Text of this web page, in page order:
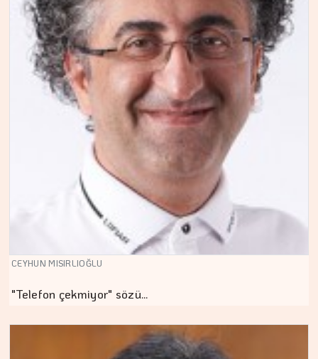
CEYHUN MISIRLIOĞLU
"Telefon çekmiyor" sözü…